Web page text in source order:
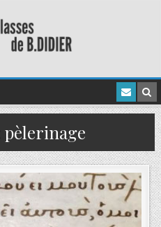
pèlerinage